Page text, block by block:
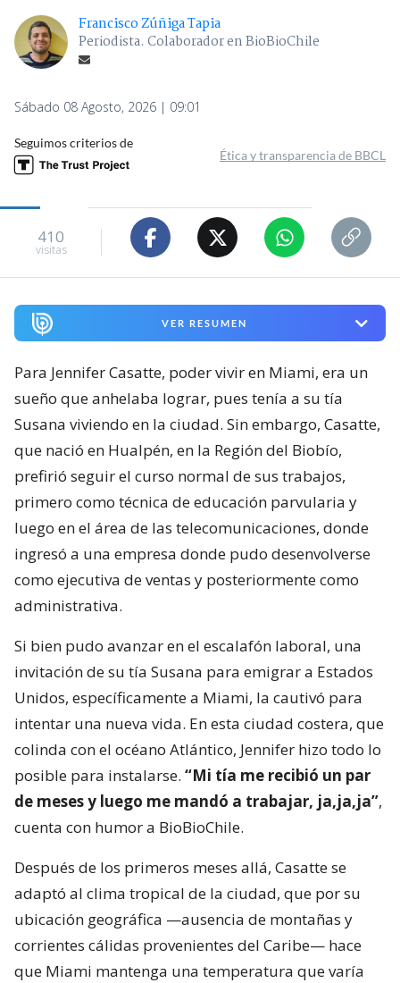
Francisco Zúñiga Tapia
Periodista. Colaborador en BioBioChile
Sábado 08 Agosto, 2026 | 09:01
Seguimos criterios de
Ética y transparencia de BBCL
410
visitas
VER RESUMEN
Para Jennifer Casatte, poder vivir en Miami, era un
sueño que anhelaba lograr, pues tenía a su tía
Susana viviendo en la ciudad. Sin embargo, Casatte,
que nació en Hualpén, en la Región del Biobío,
prefirió seguir el curso normal de sus trabajos,
primero como técnica de educación parvularia y
luego en el área de las telecomunicaciones, donde
ingresó a una empresa donde pudo desenvolverse
como ejecutiva de ventas y posteriormente como
administrativa.
Si bien pudo avanzar en el escalafón laboral, una
invitación de su tía Susana para emigrar a Estados
Unidos, específicamente a Miami, la cautivó para
intentar una nueva vida. En esta ciudad costera, que
colinda con el océano Atlántico, Jennifer hizo todo lo
posible para instalarse. “Mi tía me recibió un par
de meses y luego me mandó a trabajar, ja,ja,ja”,
cuenta con humor a BioBioChile.
Después de los primeros meses allá, Casatte se
adaptó al clima tropical de la ciudad, que por su
ubicación geográfica —ausencia de montañas y
corrientes cálidas provenientes del Caribe— hace
que Miami mantenga una temperatura que varía